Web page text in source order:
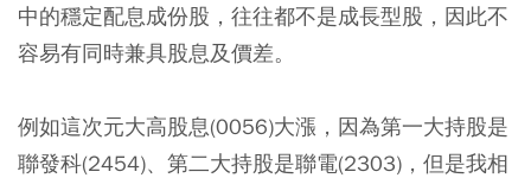
中的穩定配息成份股，往往都不是成長型股，因此不
容易有同時兼具股息及價差。
例如這次元大高股息(0056)大漲，因為第一大持股是
聯發科(2454)、第二大持股是聯電(2303)，但是我相